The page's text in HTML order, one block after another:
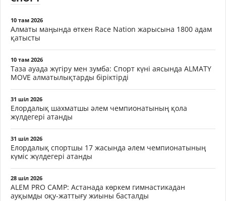
10 там 2026
Алматы маңында өткен Race Nation жарысына 1800 адам
қатысты
10 там 2026
Таза ауада жүгіру мен зумба: Спорт күні аясында ALMATY
MOVE алматылықтарды біріктірді
31 шіл 2026
Елордалық шахматшы әлем чемпионатының қола
жүлдегері атанды
31 шіл 2026
Елордалық спортшы 17 жасында әлем чемпионатының
күміс жүлдегері атанды
28 шіл 2026
ALEM PRO CAMP: Астанада көркем гимнастикадан
ауқымды оқу-жаттығу жиыны басталды